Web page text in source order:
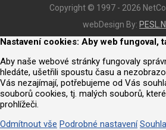
Copyright © 1997 - 2026
webDesign By:
Nastavení cookies: Aby web fungoval,
Aby naše webové stránky fungovaly
hledáte, ušetřili spoustu času a
Vás nezajímají, potřebujeme od Vás
souborů cookies, tj. malých souborů,
prohlížeči.
Odmítnout vše Podrobné nastavení